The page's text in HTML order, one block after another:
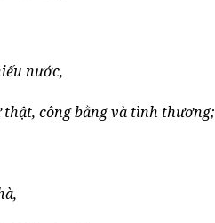
nước,
công bằng và tình thương;